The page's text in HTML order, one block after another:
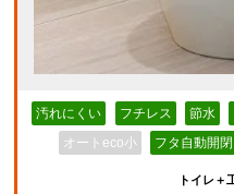
汚れにくい フチレス 節水
オートeco小
フタ自動開閉
トイレ＋